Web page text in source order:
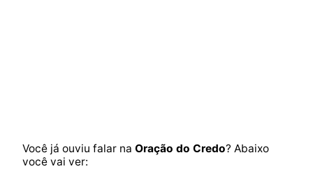
Você já ouviu falar na Oração do Credo? Abaixo
você vai ver: